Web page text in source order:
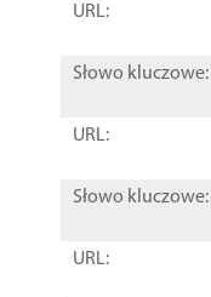
URL:
Słowo kluczowe:
URL:
Słowo kluczowe:
URL: